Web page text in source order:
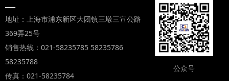
—
地址：上海市浦东新区大团镇三墩三宣公路
369弄25号
销售热线：021-58235785 58235786
58235788
传真：021-58235784
公众号